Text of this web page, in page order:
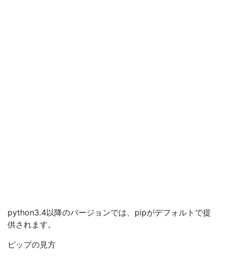
python3.4以降のバージョンでは、pipがデフォルトで提
供されます。
ピップの見方